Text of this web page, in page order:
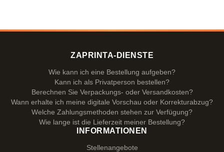
ZAPRINTA-DIENSTE
Wie kann ich eine Bestellung aufgeben?
Kann ich als Privatperson bestellen?
Berechnen Sie Verpackungs- oder Versandkosten?
Wann erhalte ich meine digitale Vorschau oder Korrekturabzug?
Welche Zahlungsmethoden stehen zur Verfügung?
Wie lange ist die Lieferzeit meiner Bestellung?
INFORMATIONEN
Stellenangebote